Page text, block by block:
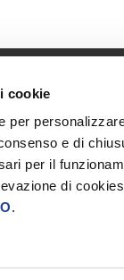
cookie
per
e di
per il
di
.
alle nostre
DE&I